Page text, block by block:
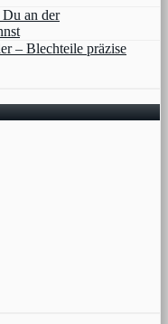
an der
– Blechteile präzise